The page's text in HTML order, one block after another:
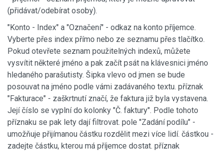
(přidávat/odebírat osoby).
"Konto - Index" a "Označení" - odkaz na konto příjemce.
Vyberte přes index přímo nebo ze seznamu přes tlačítko.
Pokud otevřete seznam použitelných indexů, můžete
vysvítit některé jméno a pak začít psát na klávesnici jméno
hledaného parašutisty. Šipka vlevo od jmen se bude
posouvat na jméno podle vámi zadávaného textu. příznak
"Fakturace" - zaškrtnutí značí, že faktura již byla vystavena.
Její číslo se vyplní do kolonky "Č. faktury". Podle tohoto
příznaku se pak lety dají filtrovat. pole "Zadání podílu" -
umožňuje přijímanou částku rozdělit mezi více lidí. částkou -
zadejte částku, kterou má příjemce dostat. příznak